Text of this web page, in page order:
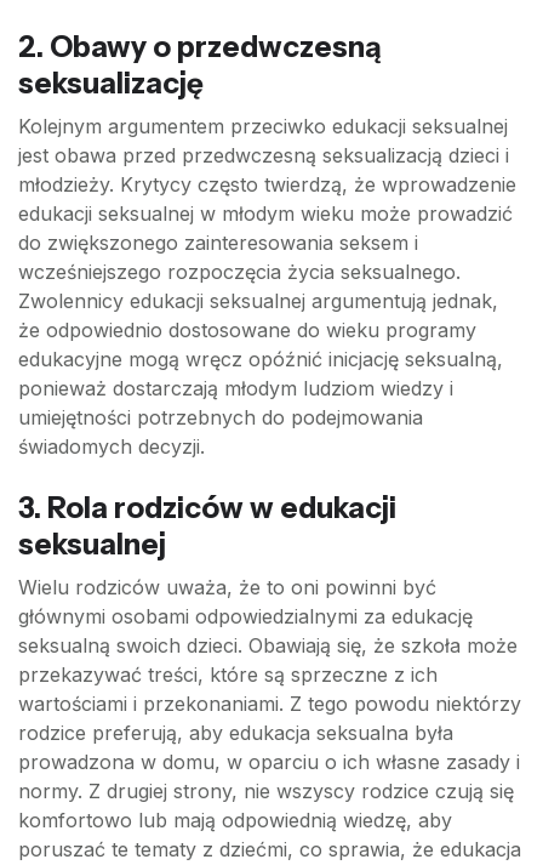
2. Obawy o przedwczesną
seksualizację
Kolejnym argumentem przeciwko edukacji seksualnej
jest obawa przed przedwczesną seksualizacją dzieci i
młodzieży. Krytycy często twierdzą, że wprowadzenie
edukacji seksualnej w młodym wieku może prowadzić
do zwiększonego zainteresowania seksem i
wcześniejszego rozpoczęcia życia seksualnego.
Zwolennicy edukacji seksualnej argumentują jednak,
że odpowiednio dostosowane do wieku programy
edukacyjne mogą wręcz opóźnić inicjację seksualną,
ponieważ dostarczają młodym ludziom wiedzy i
umiejętności potrzebnych do podejmowania
świadomych decyzji.
3. Rola rodziców w edukacji
seksualnej
Wielu rodziców uważa, że to oni powinni być
głównymi osobami odpowiedzialnymi za edukację
seksualną swoich dzieci. Obawiają się, że szkoła może
przekazywać treści, które są sprzeczne z ich
wartościami i przekonaniami. Z tego powodu niektórzy
rodzice preferują, aby edukacja seksualna była
prowadzona w domu, w oparciu o ich własne zasady i
normy. Z drugiej strony, nie wszyscy rodzice czują się
komfortowo lub mają odpowiednią wiedzę, aby
poruszać te tematy z dziećmi, co sprawia, że edukacja